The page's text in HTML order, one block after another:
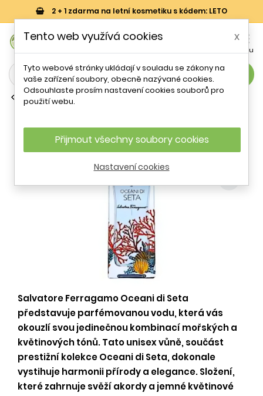
2 + 1 zdarma na letní kosmetiku s kódem: LETO

Menu
search
Parfémové vody (EDP)
EDP U 100 ml
- 35 %
Salvatore Ferragamo Oceani di Seta
představuje parfémovanou vodu, která vás
okouzlí svou jedinečnou kombinací mořských a
květinových tónů. Tato unisex vůně, součást
prestižní kolekce Oceani di Seta, dokonale
vystihuje harmonii přírody a elegance. Složení,
které zahrnuje svěží akordy a jemné květinové
Tento web využívá cookies x
Tyto webové stránky ukládají v souladu se zákony na
vaše zařízení soubory, obecně nazývané cookies.
Odsouhlaste prosím nastavení cookies souborů pro
použití webu.
Přijmout všechny soubory cookies
Nastavení cookies